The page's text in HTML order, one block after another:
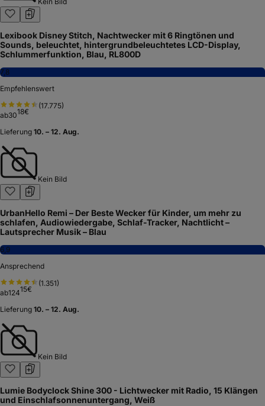
Lexibook Disney Stitch, Nachtwecker mit 6 Ringtönen und
Sounds, beleuchtet, hintergrundbeleuchtetes LCD-Display,
Schlummerfunktion, Blau, RL800D
7,8
Empfehlenswert
(17.775)
ab3018€
Lieferung 10. – 12. Aug.
Kein Bild
UrbanHello Remi – Der Beste Wecker für Kinder, um mehr zu
schlafen, Audiowiedergabe, Schlaf-Tracker, Nachtlicht –
Lautsprecher Musik – Blau
6,9
Ansprechend
(1.351)
ab12415€
Lieferung 10. – 12. Aug.
Kein Bild
Lumie Bodyclock Shine 300 - Lichtwecker mit Radio, 15 Klängen
und Einschlafsonnenuntergang, Weiß